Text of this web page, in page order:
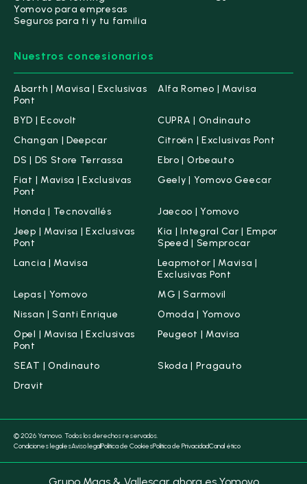
Yomovo para empresas
Seguros para ti y tu familia
Nuestros concesionarios
Abarth | Mavisa | Exclusivas
Pont
Alfa Romeo | Mavisa
BYD | Ecovolt
CUPRA | Ondinauto
Changan | Deepcar
Citroën | Exclusivas Pont
DS | DS Store Terrassa
Ebro | Orbeauto
Fiat | Mavisa | Exclusivas
Pont
Geely | Yomovo Geecar
Honda | Tecnovallés
Jaecoo | Yomovo
Jeep | Mavisa | Exclusivas
Pont
Kia | Integral Car | Empor
Speed | Semprocar
Lancia | Mavisa
Leapmotor | Mavisa |
Exclusivas Pont
Lepas | Yomovo
MG | Sarmovil
Nissan | Santi Enrique
Omoda | Yomovo
Opel | Mavisa | Exclusivas
Pont
Peugeot | Mavisa
SEAT | Ondinauto
Skoda | Pragauto
Dravit
Condiciones legalesAviso legalPolítica de CookiesPolítica de PrivacidadCanal ético
© 2026 Yomovo. Todos los derechos reservados.